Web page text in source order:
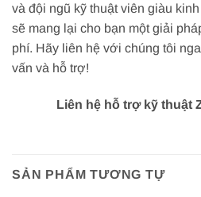
và đội ngũ kỹ thuật viên giàu
sẽ mang lại cho bạn một giải
phí. Hãy liên hệ với chúng tôi
vấn và hỗ trợ!
Liên hệ hỗ trợ kỹ thuật
SẢN PHẨM TƯƠNG TỰ